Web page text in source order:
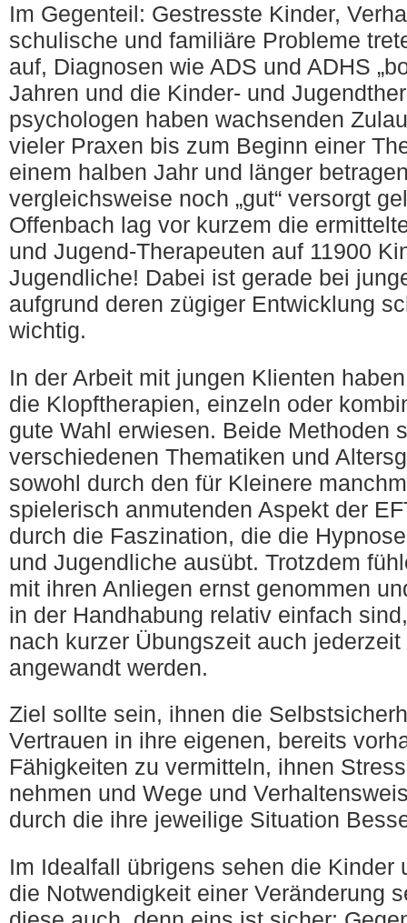
Im Gegenteil: Gestresste Kinder,
schulische und familiäre Probleme
auf, Diagnosen wie ADS und ADHS
Jahren und die Kinder- und
psychologen haben wachsenden
vieler Praxen bis zum Beginn einer
einem halben Jahr und länger
vergleichsweise noch „gut“ versorgt
Offenbach lag vor kurzem die
und Jugend-Therapeuten auf 11900
Jugendliche! Dabei ist gerade bei
aufgrund deren zügiger Entwicklung
wichtig.
In der Arbeit mit jungen Klienten
die Klopftherapien, einzeln oder
gute Wahl erwiesen. Beide Methoden
verschiedenen Thematiken und
sowohl durch den für Kleinere
spielerisch anmutenden Aspekt der
durch die Faszination, die die
und Jugendliche ausübt. Trotzdem
mit ihren Anliegen ernst genommen
in der Handhabung relativ einfach
nach kurzer Übungszeit auch
angewandt werden.
Ziel sollte sein, ihnen die
Vertrauen in ihre eigenen, bereits
Fähigkeiten zu vermitteln, ihnen
nehmen und Wege und
durch die ihre jeweilige Situation
Im Idealfall übrigens sehen die Kinder
die Notwendigkeit einer Veränderung